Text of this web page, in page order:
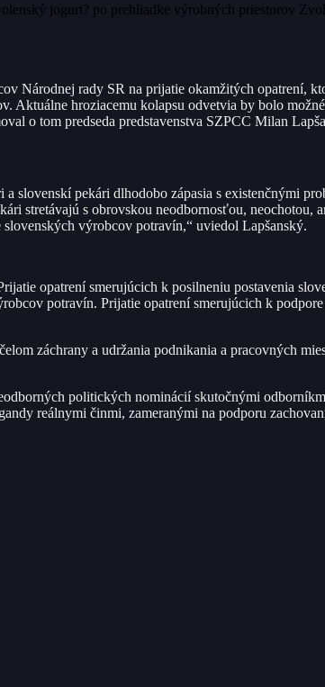
jogurt? po prehliadke výrobných priestorov
Národnej rady SR na prijatie okamžitých opatrení,
Aktuálne hroziacemu kolapsu odvetvia by bolo
o tom predseda predstavenstva SZPCC Milan
slovenskí pekári dlhodobo zápasia s existenčnými
stretávajú s obrovskou neodbornosťou, neochotou,
výrobcov potravín,“ uviedol Lapšanský.
opatrení smerujúcich k posilneniu postavenia
potravín. Prijatie opatrení smerujúcich k
záchrany a udržania podnikania a pracovných
politických nominácií skutočnými
reálnymi činmi, zameranými na podporu